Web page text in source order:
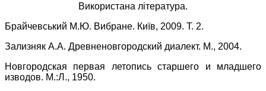
Використана література.
Брайчевський М.Ю. Вибране. Київ, 2009. Т. 2.
Зализняк А.А. Древненовгородский диалект. М., 2004.
Новгородская первая летопись старшего и младшего
изводов. М.:Л., 1950.